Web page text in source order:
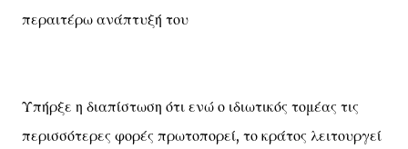
περαιτέρω ανάπτυξή του
Υπήρξε η διαπίστωση ότι ενώ ο ιδιωτικός τομέας τις
περισσότερες φορές πρωτοπορεί, το κράτος λειτουργεί